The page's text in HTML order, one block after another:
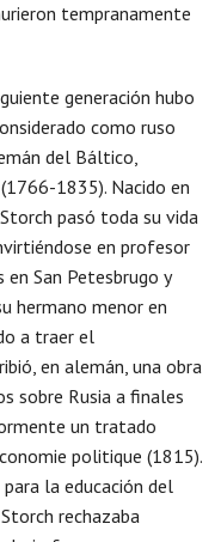
tempranamente
generación hubo
como ruso
del Báltico,
1835). Nacido en
pasó toda su vida
en profesor
San Petesbrugo y
hermano menor en
a traer el
en alemán, una obra
sobre Rusia a finales
un tratado
politique (1815).
la educación del
rechazaba